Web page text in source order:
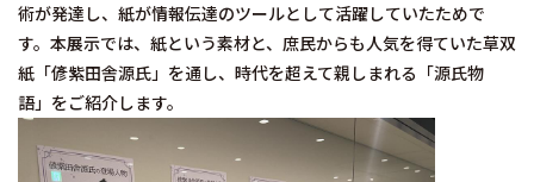
術が発達し、紙が情報伝達のツールとして活躍していたためで
す。本展示では、紙という素材と、庶民からも人気を得ていた草双
紙「偐紫田舎源氏」を通し、時代を超えて親しまれる「源氏物
語」をご紹介します。